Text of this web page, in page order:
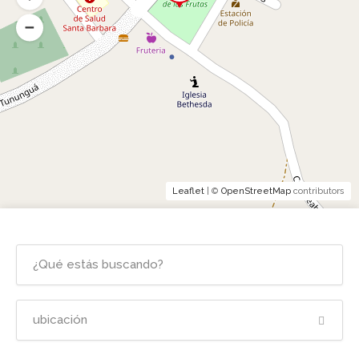
Leaflet | © OpenStreetMap contributors